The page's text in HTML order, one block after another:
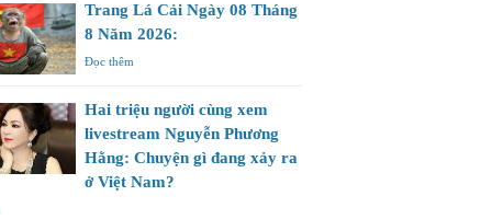
Trang Lá Cải Ngày 08 Tháng
8 Năm 2026:
Đọc thêm
Hai triệu người cùng xem
livestream Nguyễn Phương
Hằng: Chuyện gì đang xảy ra
ở Việt Nam?